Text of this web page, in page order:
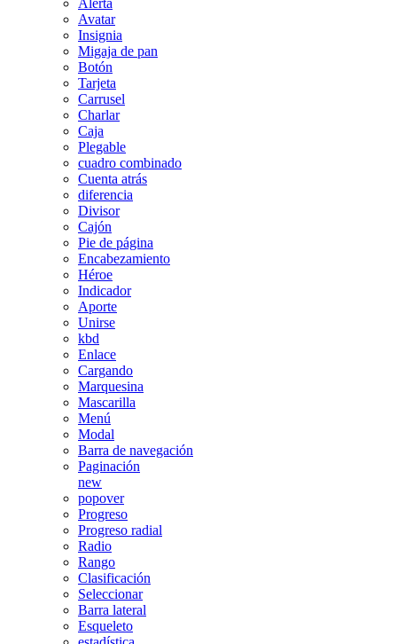
Alerta
Avatar
Insignia
Migaja de pan
Botón
Tarjeta
Carrusel
Charlar
Caja
Plegable
cuadro combinado
Cuenta atrás
diferencia
Divisor
Cajón
Pie de página
Encabezamiento
Héroe
Indicador
Aporte
Unirse
kbd
Enlace
Cargando
Marquesina
Mascarilla
Menú
Modal
Barra de navegación
Paginación
new
popover
Progreso
Progreso radial
Radio
Rango
Clasificación
Seleccionar
Barra lateral
Esqueleto